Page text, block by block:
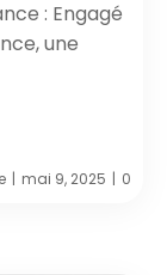
: Engagé
une
| mai 9, 2025 | 0